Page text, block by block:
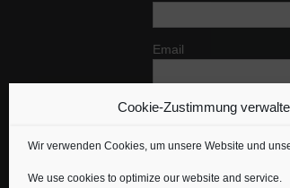
Cookie-Zustimmung
Wir verwenden Cookies, um unsere Website und
We use cookies to optimize our website and service.
Email
Indem Du